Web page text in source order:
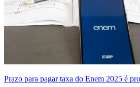
Prazo para pagar taxa do Enem 2025 é